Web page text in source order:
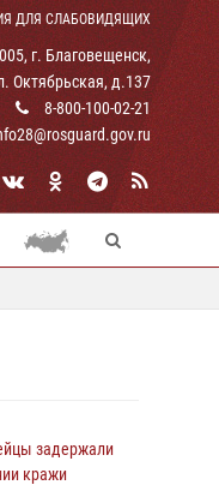
ДЛЯ СЛАБОВИДЯЩИХ
г. Благовещенск,
Октябрьская, д.137
8-800-100-02-21
задержали
кражи